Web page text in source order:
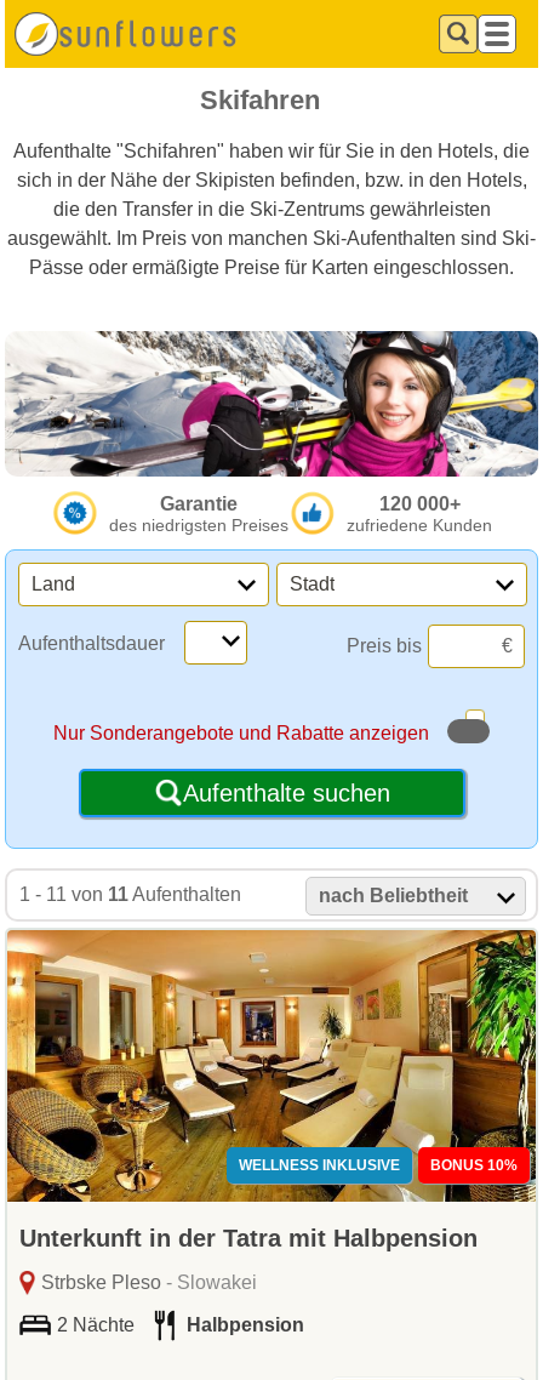
Skifahren
Aufenthalte "Schifahren" haben wir für Sie in den Hotels, die
sich in der Nähe der Skipisten befinden, bzw. in den Hotels,
die den Transfer in die Ski-Zentrums gewährleisten
ausgewählt. Im Preis von manchen Ski-Aufenthalten sind Ski-
Pässe oder ermäßigte Preise für Karten eingeschlossen.
Garantie
des niedrigsten Preises
120 000+
zufriedene Kunden
Land Stadt
Aufenthaltsdauer Preis bis €
Nur Sonderangebote und Rabatte anzeigen
Aufenthalte suchen
1 - 11 von 11Aufenthalten nach Beliebtheit
WELLNESS INKLUSIVE BONUS 10%
Unterkunft in der Tatra mit Halbpension
Strbske Pleso- Slowakei
2 Nächte Halbpension